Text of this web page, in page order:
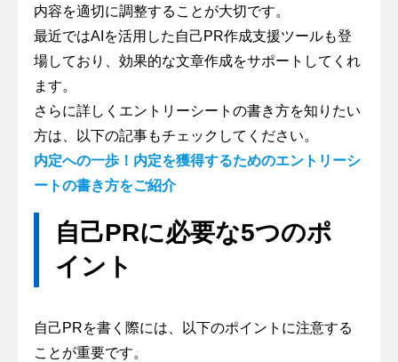
内容を適切に調整することが大切です。
最近ではAIを活用した自己PR作成支援ツールも登
場しており、効果的な文章作成をサポートしてくれ
ます。
さらに詳しくエントリーシートの書き方を知りたい
方は、以下の記事もチェックしてください。
内定への一歩！内定を獲得するためのエントリーシ
ートの書き方をご紹介
自己PRに必要な5つのポ
イント
自己PRを書く際には、以下のポイントに注意する
ことが重要です。